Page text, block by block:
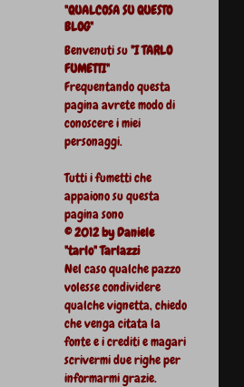
"QUALCOSA SU QUESTO
BLOG"
Benvenuti su"I TARLO
FUMETTI"
Frequentando questa
pagina avrete modo di
conoscere i miei
personaggi.
Tutti i fumetti che
appaiono su questa
pagina sono
© 2012 by Daniele
"tarlo" Tarlazzi
Nel caso qualche pazzo
volesse condividere
qualche vignetta, chiedo
che venga citata la
fonte e i crediti e magari
scrivermi due righe per
informarmi grazie.